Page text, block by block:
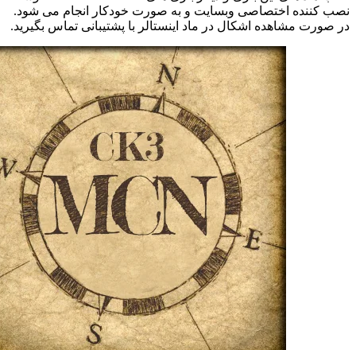
نصب کننده اختصاصی وبسایت و به صورت خودکار انجام می شود.
در صورت مشاهده اشکال در ماد اینستالر با پشتیبانی تماس بگیرید.